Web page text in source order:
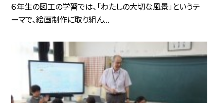
６年生の図工の学習では、「わたしの大切な風景」というテ
ーマで、絵画制作に取り組ん...